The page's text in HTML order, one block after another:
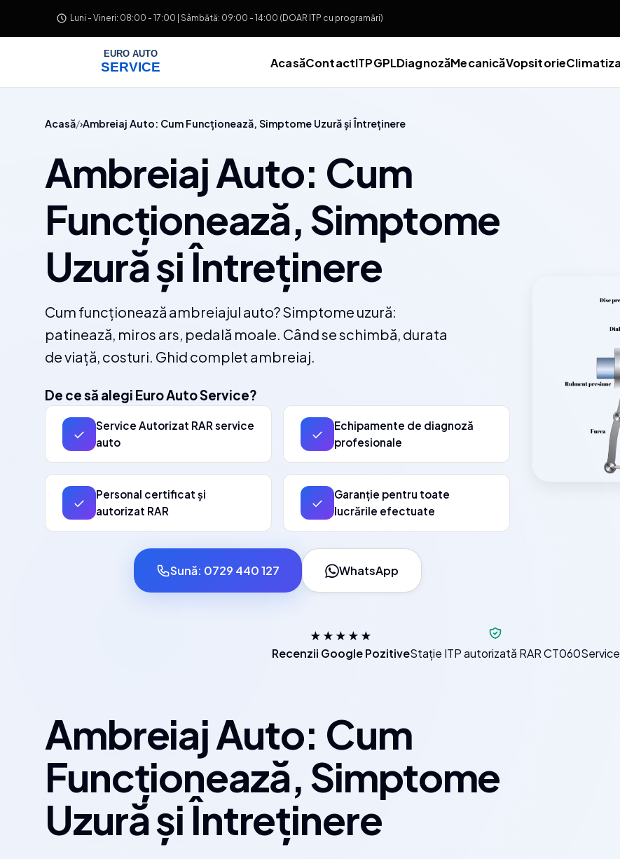
Luni - Vineri: 08:00 - 17:00 | Sâmbătă: 09:00 - 14:00 (DOAR ITP cu programări)
AcasăContactITPGPLDiagnozăMecanicăVopsitorie
Acasă Ambreiaj Auto: Cum Funcționează, Simptome Uzură și Întreținere
Ambreiaj Auto: Cum
Funcționează, Simptome
Uzură și Întreținere
Cum funcționează ambreiajul auto? Simptome uzură:
patinează, miros ars, pedală moale. Când se schimbă, durata
de viață, costuri. Ghid complet ambreiaj.
De ce să alegi Euro Auto Service?
✓
Service Autorizat RAR service
auto
✓
Echipamente de diagnoză
profesionale
✓
Personal certificat și
autorizat RAR
✓
Garanție pentru toate
lucrările efectuate
Sună: 0729 440 127 WhatsApp
★★★★★
Recenzii Google PozitiveStație ITP autorizată RAR CT060
Ambreiaj Auto: Cum
Funcționează, Simptome
Uzură și Întreținere